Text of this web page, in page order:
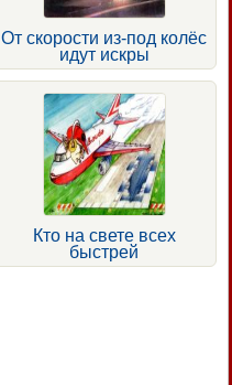
От скорости из-под колёс
идут искры
Кто на свете всех
быстрей